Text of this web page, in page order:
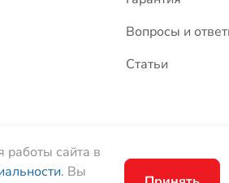
сайта в
. Вы